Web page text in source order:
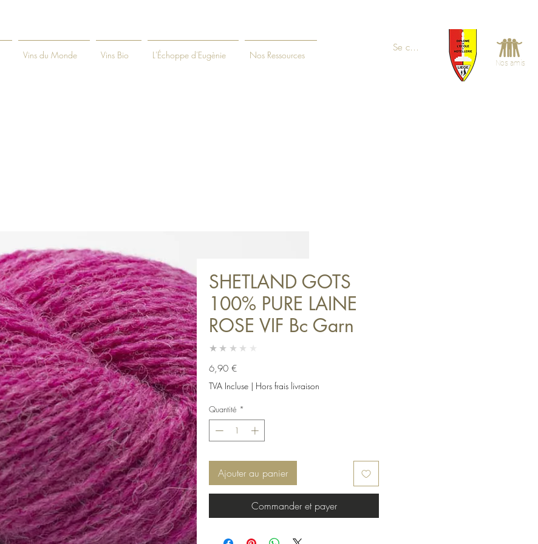
Vins du Monde Vins Bio L'Échoppe d'Eugènie Nos Ressources
Se connecter
Nos amis
SHETLAND GOTS
100% PURE LAINE
ROSE VIF Bc Garn
★★★★★
6,90 €Prix
TVA Incluse | Hors frais livraison
Quantité *
Ajouter au panier
Commander et payer